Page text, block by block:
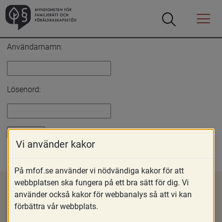
Öppna
Öppna
Menyn
Inloggning
Användarnamn:
Lösenord:
Om MFoF
Vi använder kakor
På mfof.se använder vi nödvändiga kakor för att
webbplatsen ska fungera på ett bra sätt för dig. Vi
använder också kakor för webbanalys så att vi kan
förbättra vår webbplats.